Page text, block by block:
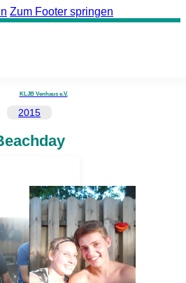
Zum Footer springen
KLJB Venhaus e.V.
2015